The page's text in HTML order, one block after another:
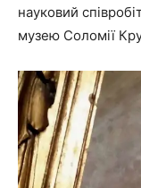
науковий
музею Соломії